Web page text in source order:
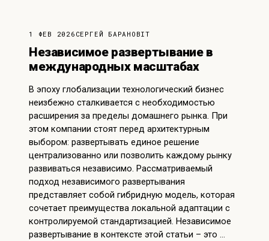
1 ФЕВ 2026 СЕРГЕЙ БАРАНОВIT
Независимое развертывание в
международных масштабах
В эпоху глобализации технологический бизнес
неизбежно сталкивается с необходимостью
расширения за пределы домашнего рынка. При
этом компании стоят перед архитектурным
выбором: развертывать единое решение
централизованно или позволить каждому рынку
развиваться независимо. Рассматриваемый
подход независимого развертывания
представляет собой гибридную модель, которая
сочетает преимущества локальной адаптации с
контролируемой стандартизацией. Независимое
развертывание в контексте этой статьи – это …